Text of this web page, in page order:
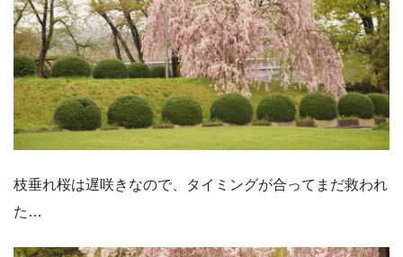
枝垂れ桜は遅咲きなので、タイミングが合ってまだ救われ
た…